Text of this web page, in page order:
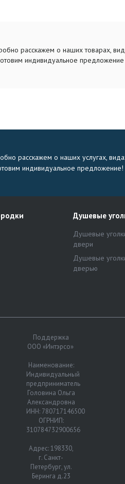
расскажем о наших товарах,
индивидуальное
расскажем о наших услугах,
индивидуальное предложение!
Душевые
Душевые
двери
Душевые
дверью
Поддержка
ООО «Интэрсо»
Наименование:
Индивидуальный
предприниматель
Головина Ольга
Александровна
ИНН: 780717146500
ОГРНИП:
310784732900656
Адрес: 198330,
г. Санкт-
Петербург, ул.
Беринга д.23